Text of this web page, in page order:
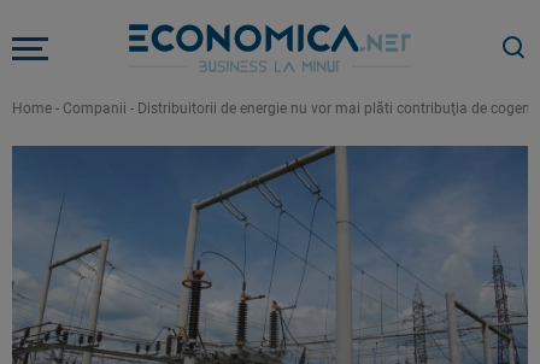
Home - Companii - Distribuitorii de energie nu vor mai plăti contribuţia de